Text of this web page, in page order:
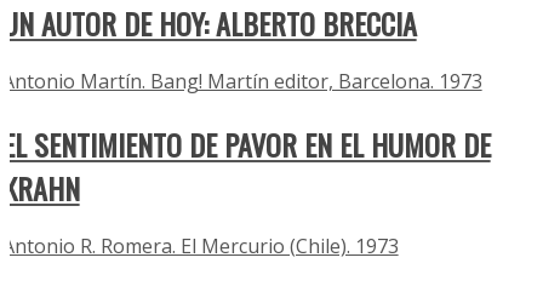
UN AUTOR DE HOY: ALBERTO BRECCIA
Antonio Martín. Bang! Martín editor, Barcelona. 1973
EL SENTIMIENTO DE PAVOR EN EL HUMOR DE
KRAHN
Antonio R. Romera. El Mercurio (Chile). 1973